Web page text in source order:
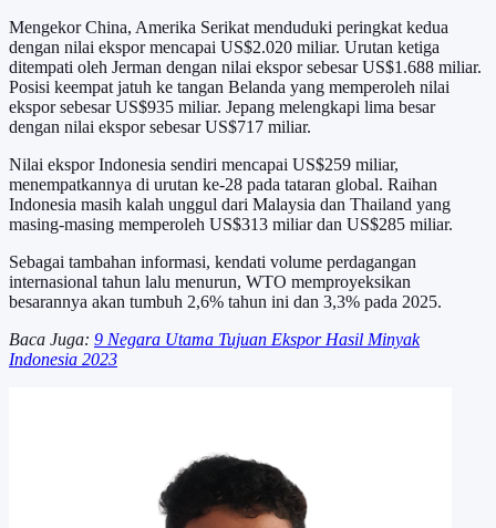
Mengekor China, Amerika Serikat menduduki peringkat kedua
dengan nilai ekspor mencapai US$2.020 miliar. Urutan ketiga
ditempati oleh Jerman dengan nilai ekspor sebesar US$1.688 miliar.
Posisi keempat jatuh ke tangan Belanda yang memperoleh nilai
ekspor sebesar US$935 miliar. Jepang melengkapi lima besar
dengan nilai ekspor sebesar US$717 miliar.
Nilai ekspor Indonesia sendiri mencapai US$259 miliar,
menempatkannya di urutan ke-28 pada tataran global. Raihan
Indonesia masih kalah unggul dari Malaysia dan Thailand yang
masing-masing memperoleh US$313 miliar dan US$285 miliar.
Sebagai tambahan informasi, kendati volume perdagangan
internasional tahun lalu menurun, WTO memproyeksikan
besarannya akan tumbuh 2,6% tahun ini dan 3,3% pada 2025.
Baca Juga: 9 Negara Utama Tujuan Ekspor Hasil Minyak
Indonesia 2023